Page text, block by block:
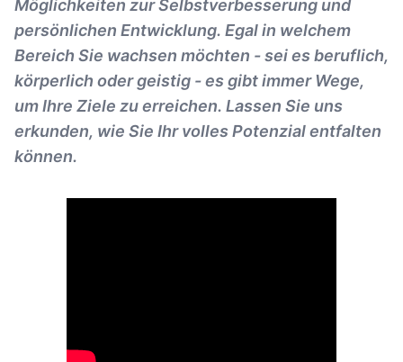
Möglichkeiten zur Selbstverbesserung und
persönlichen Entwicklung. Egal in welchem
Bereich Sie wachsen möchten - sei es beruflich,
körperlich oder geistig - es gibt immer Wege,
um Ihre Ziele zu erreichen. Lassen Sie uns
erkunden, wie Sie Ihr volles Potenzial entfalten
können.